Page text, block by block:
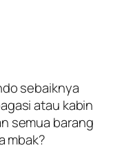
sebaiknya
atau kabin
semua barang
mbak?